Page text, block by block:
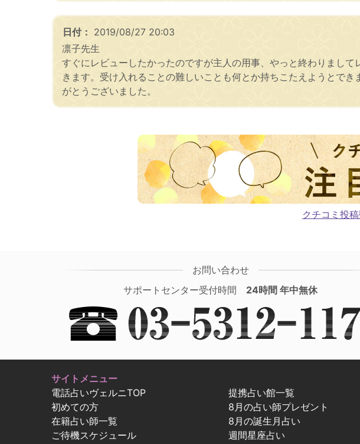
日付： 2019/08/27 20:03
凛子先生
すぐにレビューしたかったのですが主人の用事、やっと終わりまし
きます。受け入れることの難しいことも何とか持ちこたえようとで
がとうございました。
クチコミ投
お問い合わせ
サポートセンター受付時間 24時間 年中無休
サイトメニュー
電話占いヴェルニTOP
初めての方
在籍占い師一覧
ご待機スケジュール
提携占い館一覧
8月の占い師プレゼント
8月の誕生月占い
週間星座占い